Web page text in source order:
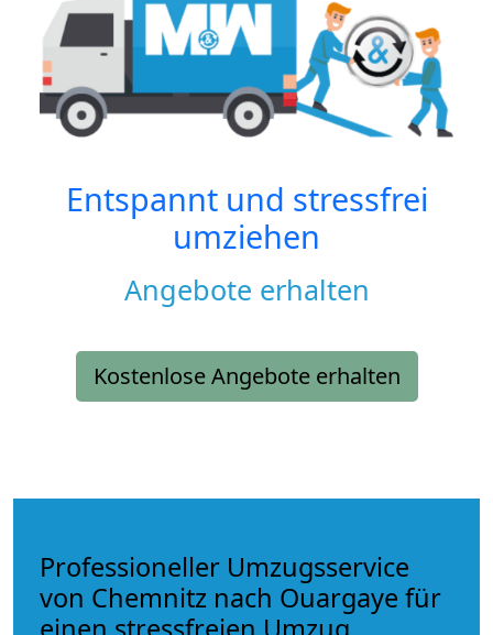
Entspannt und stressfrei
umziehen
Angebote erhalten
Kostenlose Angebote erhalten
Professioneller Umzugsservice
von Chemnitz nach Ouargaye für